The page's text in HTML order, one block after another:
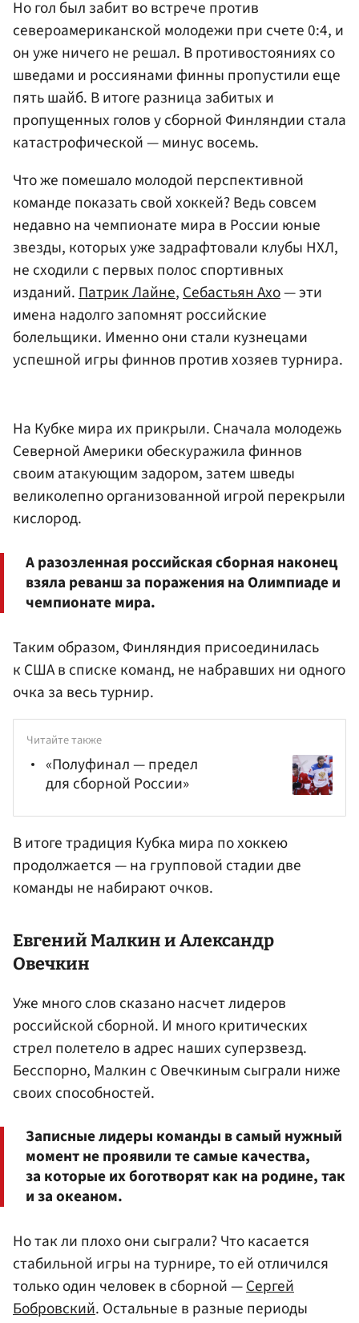
Но гол был забит во встрече против
североамериканской молодежи при счете 0:4, и
он уже ничего не решал. В противостояниях со
шведами и россиянами финны пропустили еще
пять шайб. В итоге разница забитых и
пропущенных голов у сборной Финляндии стала
катастрофической — минус восемь.
Что же помешало молодой перспективной
команде показать свой хоккей? Ведь совсем
недавно на чемпионате мира в России юные
звезды, которых уже задрафтовали клубы НХЛ,
не сходили с первых полос спортивных
изданий.Патрик Лайне,Себастьян Ахо— эти
имена надолго запомнят российские
болельщики. Именно они стали кузнецами
успешной игры финнов против хозяев турнира.
На Кубке мира их прикрыли. Сначала молодежь
Северной Америки обескуражила финнов
своим атакующим задором, затем шведы
великолепно организованной игрой перекрыли
кислород.
А разозленная российская сборная наконец
взяла реванш за поражения на Олимпиаде и
чемпионате мира.
Таким образом, Финляндия присоединилась
к США в списке команд, не набравших ни одного
очка за весь турнир.
Читайте также
«Полуфинал — предел
для сборной России»
В итоге традиция Кубка мира по хоккею
продолжается — на групповой стадии две
команды не набирают очков.
Евгений Малкини Александр
Овечкин
Уже много слов сказано насчет лидеров
российской сборной. И много критических
стрел полетело в адрес наших суперзвезд.
Бесспорно, Малкин с Овечкиным сыграли ниже
своих способностей.
Записные лидеры команды в самый нужный
момент не проявили те самые качества,
за которые их боготворят как на родине, так
и за океаном.
Но так ли плохо они сыграли? Что касается
стабильной игры на турнире, то ей отличился
только один человек в сборной —Сергей
Бобровский. Остальные в разные периоды